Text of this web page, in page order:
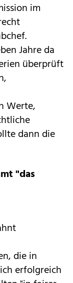
im
Jahre da
überprüft
Werte,
dann die
"das
die in
erfolgreich